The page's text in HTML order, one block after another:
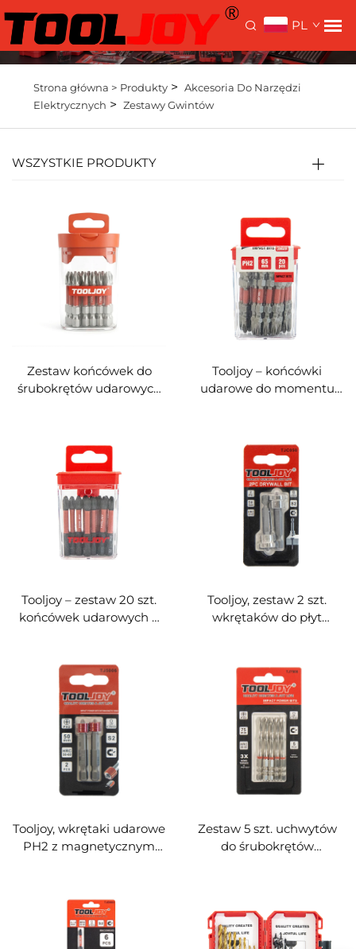
PL
Strona główna > Produkty> Akcesoria Do Narzędzi
Elektrycznych > Zestawy Gwintów
WSZYSTKIE PRODUKTY
Zestaw końcówek do
śrubokrętów udarowych
zabezpieczone stalą S2:
Phillips, Pozidriv, Torx i
sześciokątne do narzędzi
elektrycznych i
elektrycznych
śrubokrętów
Tooljoy – końcówki
udarowe do momentu
dwugłowe, matowe
(piaskowane), zestaw 20
szt., wykonane ze stali S2,
magnetyczne końcówki
do śrubokrętów do
narzędzi elektrycznych
Tooljoy – zestaw 20 szt.
końcówek udarowych o
magnetyczne końcówki
do udarowych
śrubokrętów
elektrycznych i innych
narzędzi elektrycznych
Tooljoy, zestaw 2 szt.
wkrętaków do płyt
ogranicznikiem
głębokości i gwintem
sześciokątnym 1/4"
wykonanych ze stali S2,
przeznaczonych do
montażu płyt gipsowo-
kartonowych
Tooljoy, wkrętaki udarowe
PH2 z magnetycznym
sześciokątna 1/4" | klasy
przemysłowej
Zestaw 5 szt. uchwytów
do śrubokrętów
magnetycznych, z
obszarem skręcania